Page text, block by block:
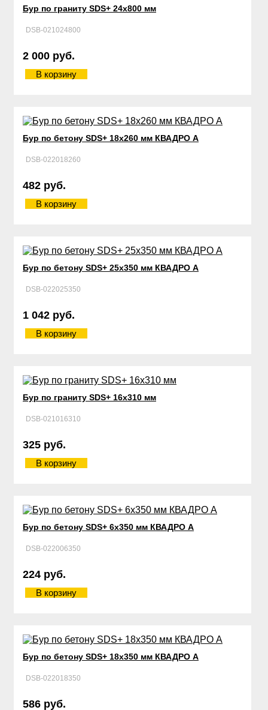
Бур по граниту SDS+ 24х800 мм
DSB-021024800
2 000 руб.
В корзину
Бур по бетону SDS+ 18х260 мм КВАДРО А
DSB-022018260
482 руб.
В корзину
Бур по бетону SDS+ 25х350 мм КВАДРО А
DSB-022025350
1 042 руб.
В корзину
Бур по граниту SDS+ 16х310 мм
DSB-021016310
325 руб.
В корзину
Бур по бетону SDS+ 6х350 мм КВАДРО А
DSB-022006350
224 руб.
В корзину
Бур по бетону SDS+ 18х350 мм КВАДРО А
DSB-022018350
586 руб.